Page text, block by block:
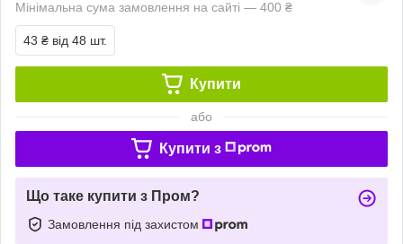
Мінімальна сума замовлення на сайті — 400 ₴
43 ₴ від 48 шт.
Купити
або
Купити з
Що таке купити з Пром?
Замовлення під захистом